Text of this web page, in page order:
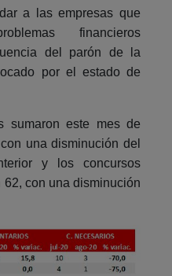
a las empresas que
financieros
del parón de la
por el estado de
sumaron este mes de
una disminución del
y los concursos
con una disminución